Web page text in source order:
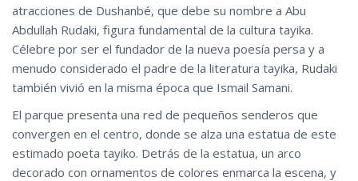
atracciones de Dushanbé, que debe su nombre a Abu
Abdullah Rudaki, figura fundamental de la cultura tayika.
Célebre por ser el fundador de la nueva poesía persa y a
menudo considerado el padre de la literatura tayika, Rudaki
también vivió en la misma época que Ismail Samani.
El parque presenta una red de pequeños senderos que
convergen en el centro, donde se alza una estatua de este
estimado poeta tayiko. Detrás de la estatua, un arco
decorado con ornamentos de colores enmarca la escena, y